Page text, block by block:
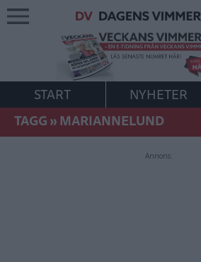
START NYHETER
TAGG»MARIANNELUND
Annons: